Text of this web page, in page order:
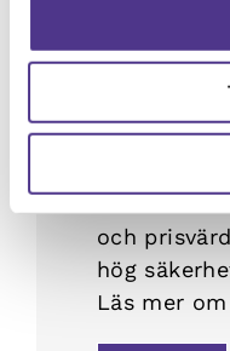
Behöver ni
och
hög
Läs mer